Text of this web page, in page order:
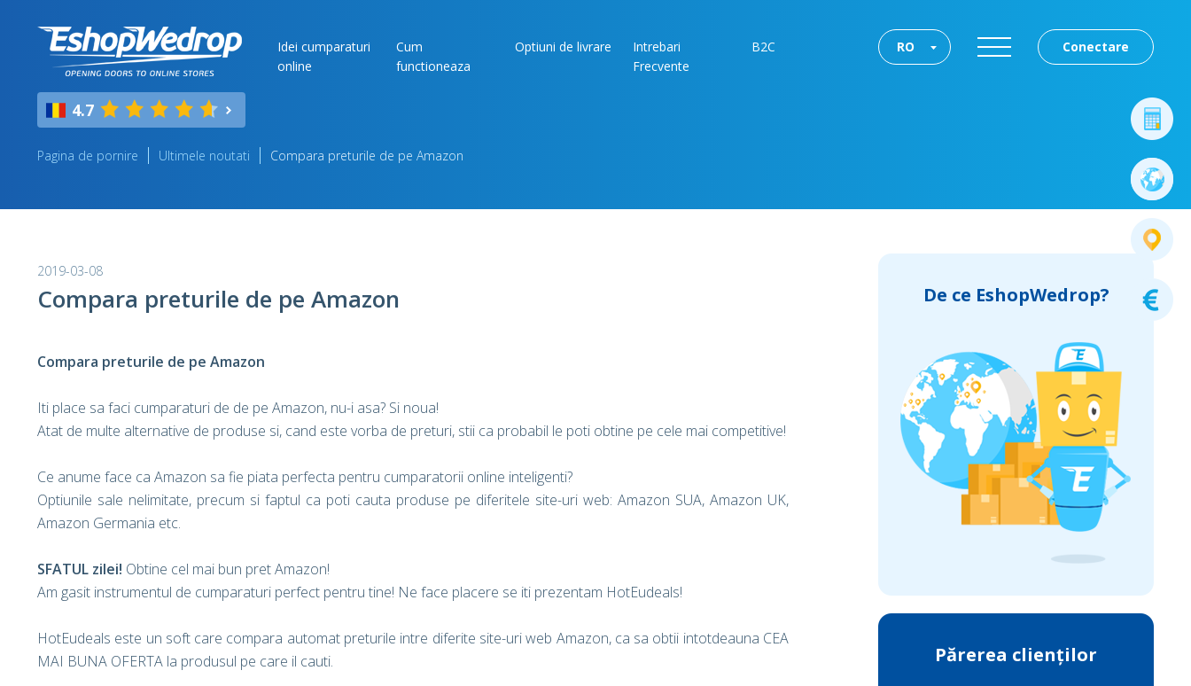
Idei cumparaturi
online
Cum
functioneaza
Optiuni de livrare
Intrebari
Frecvente
B2C Conectare
RO
4.7
Pagina de pornire Ultimele noutati Compara preturile de pe Amazon
2019-03-08
Compara preturile de pe Amazon
Compara preturile de pe Amazon
Iti place sa faci cumparaturi de de pe Amazon, nu-i asa? Si noua!
Atat de multe alternative de produse si, cand este vorba de preturi, stii ca probabil le poti obtine pe cele mai competitive!
Ce anume face ca Amazon sa fie piata perfecta pentru cumparatorii online inteligenti?
Optiunile sale nelimitate, precum si faptul ca poti cauta produse pe diferitele site-uri web: Amazon SUA, Amazon UK,
Amazon Germania etc.
SFATUL zilei! Obtine cel mai bun pret Amazon!
Am gasit instrumentul de cumparaturi perfect pentru tine! Ne face placere se iti prezentam HotEudeals!
HotEudeals este un soft care compara automat preturile intre diferite site-uri web Amazon, ca sa obtii intotdeauna CEA
MAI BUNA OFERTA la produsul pe care il cauti.
De ce EshopWedrop?
Părerea clienților